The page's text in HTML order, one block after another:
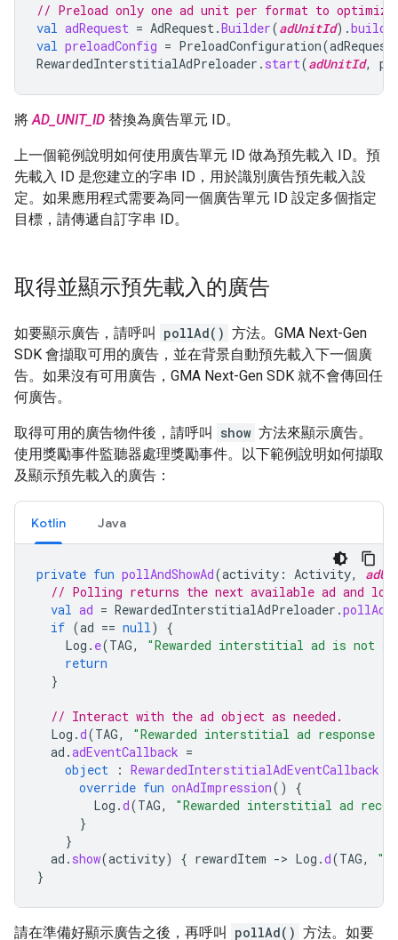
// Preload only one ad unit per format to optimize
val adRequest = AdRequest.Builder(adUnitId).build
val preloadConfig = PreloadConfiguration(adRequest
RewardedInterstitialAdPreloader . start(adUnitId,
將AD_UNIT_ID 替換為廣告單元 ID。
上一個範例說明如何使用廣告單元 ID 做為預先載入 ID。預
先載入 ID 是您建立的字串 ID，用於識別廣告預先載入設
定。如果應用程式需要為同一個廣告單元 ID 設定多個指定
目標，請傳遞自訂字串 ID。
取得並顯示預先載入的廣告
如要顯示廣告，請呼叫 pollAd() 方法。 GMA Next-Gen
SDK 會擷取可用的廣告，並在背景自動預先載入下一個廣
告。如果沒有可用廣告， GMA Next-Gen SDK 就不會傳回任
何廣告。
取得可用的廣告物件後，請呼叫 show 方法來顯示廣告。
使用獎勵事件監聽器處理獎勵事件。以下範例說明如何擷取
及顯示預先載入的廣告：
Kotlin Java
private fun pollAndShowAd(activity : Activity,
// Polling returns the next available ad and
val ad = RewardedInterstitialAdPreloader .pollAd
if (ad == null)
{
Log . e(TAG,
"Rewarded interstitial ad is not
return
}
// Interact with the ad object as needed.
Log .d(TAG,
"Rewarded interstitial ad response
ad .adEventCallback =
object
: RewardedInterstitialAdEventCallback
override fun onAdImpression()
{
Log .d(TAG,
"Rewarded interstitial ad
}
}
ad . show(activity) { rewardItem -> Log .d(TAG,
}
請在準備好顯示廣告之後，再呼叫 pollAd() 方法。如要